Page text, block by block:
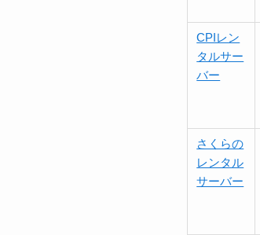
CPIレン
タルサー
バー
さくらの
レンタル
サーバー